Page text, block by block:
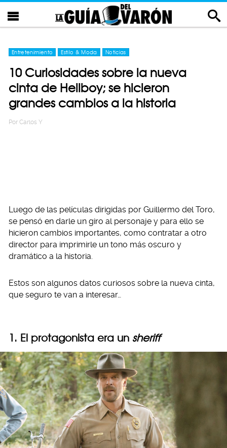
Entretenimiento Estilo & Moda Noticias
10 Curiosidades sobre la nueva
cinta de Hellboy; se hicieron
grandes cambios a la historia
Por Carlos Y
Luego de las películas dirigidas por Guillermo del Toro,
se pensó en darle un giro al personaje y para ello se
hicieron cambios importantes, como contratar a otro
director para imprimirle un tono más oscuro y
dramático a la historia.
Estos son algunos datos curiosos sobre la nueva cinta,
que seguro te van a interesar…
1. El protagonista era un sheriff